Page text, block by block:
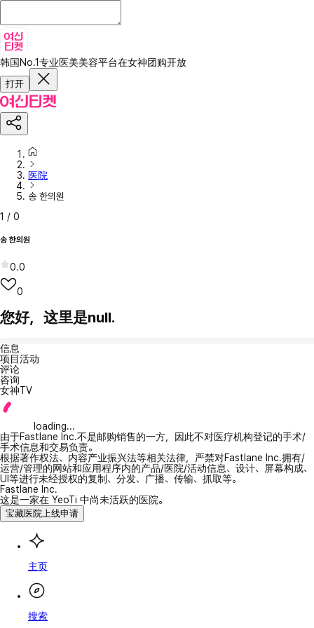
韩国No.1专业医美美容平台在女神团购开放
打开
医院
송 한의원
1 / 0
송 한의원
0.0
0
您好，这里是null.
信息
项目活动
评论
咨询
女神TV
loading...
由于Fastlane Inc.不是邮购销售的一方，因此不对医疗机构登记的手术/
手术信息和交易负责。
根据著作权法、内容产业振兴法等相关法律，严禁对Fastlane Inc.拥有/
运营/管理的网站和应用程序内的产品/医院/活动信息、设计、屏幕构成、
UI等进行未经授权的复制、分发、广播、传输、抓取等。
Fastlane Inc.
这是一家在 YeoTi 中尚未活跃的医院。
宝藏医院上线申请
主页
搜索